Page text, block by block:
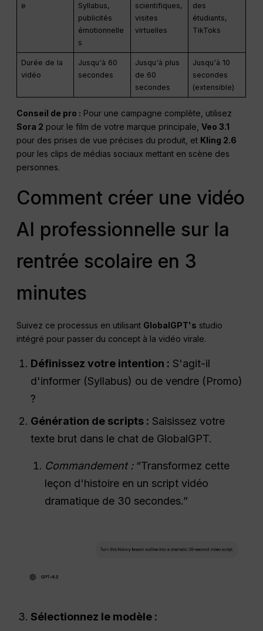
e
Syllabus,
publicités
émotionnelle
s
scientifiques,
visites
virtuelles
des
étudiants,
TikToks
Durée de la
vidéo
Jusqu'à 60
secondes
Jusqu'à plus
de 60
secondes
Jusqu'à 10
secondes
(extensible)
Conseil de pro : Pour une campagne complète, utilisez
Sora 2 pour le film de votre marque principale,Veo 3.1
pour des prises de vue précises du produit, et Kling 2.6
pour les clips de médias sociaux mettant en scène des
personnes.
Comment créer une vidéo
AI professionnelle sur la
rentrée scolaire en 3
minutes
Suivez ce processus en utilisant GlobalGPT's studio
intégré pour passer du concept à la vidéo virale.
Définissez votre intention : S'agit-il
d'informer (Syllabus) ou de vendre (Promo)
?
Génération de scripts : Saisissez votre
texte brut dans le chat de GlobalGPT.
Commandement :“Transformez cette
leçon d'histoire en un script vidéo
dramatique de 30 secondes.”
Sélectionnez le modèle :